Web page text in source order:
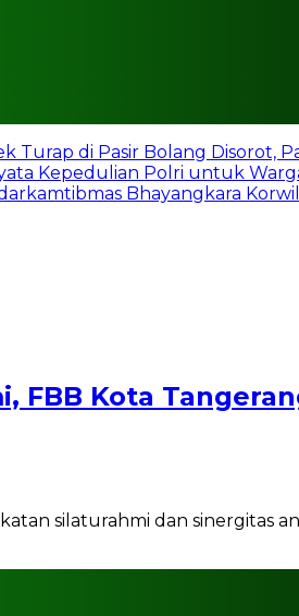
Turap di Pasir Bolang Disorot,
Kepedulian Polri untuk
Bhayangkara
FBB Kota
silaturahmi dan